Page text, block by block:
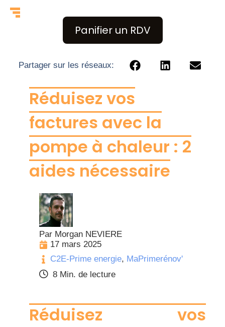
Panifier un RDV
Partager sur les réseaux:
Réduisez vos
factures avec la
pompe à chaleur : 2
aides nécessaire
Par Morgan NEVIERE
17 mars 2025
C2E-Prime energie, MaPrimerénov'
8 Min. de lecture
Réduisez vos